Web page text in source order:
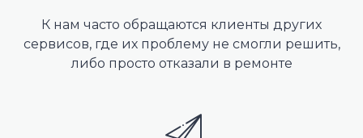
К нам часто обращаются клиенты других
сервисов, где их проблему не смогли решить,
либо просто отказали в ремонте